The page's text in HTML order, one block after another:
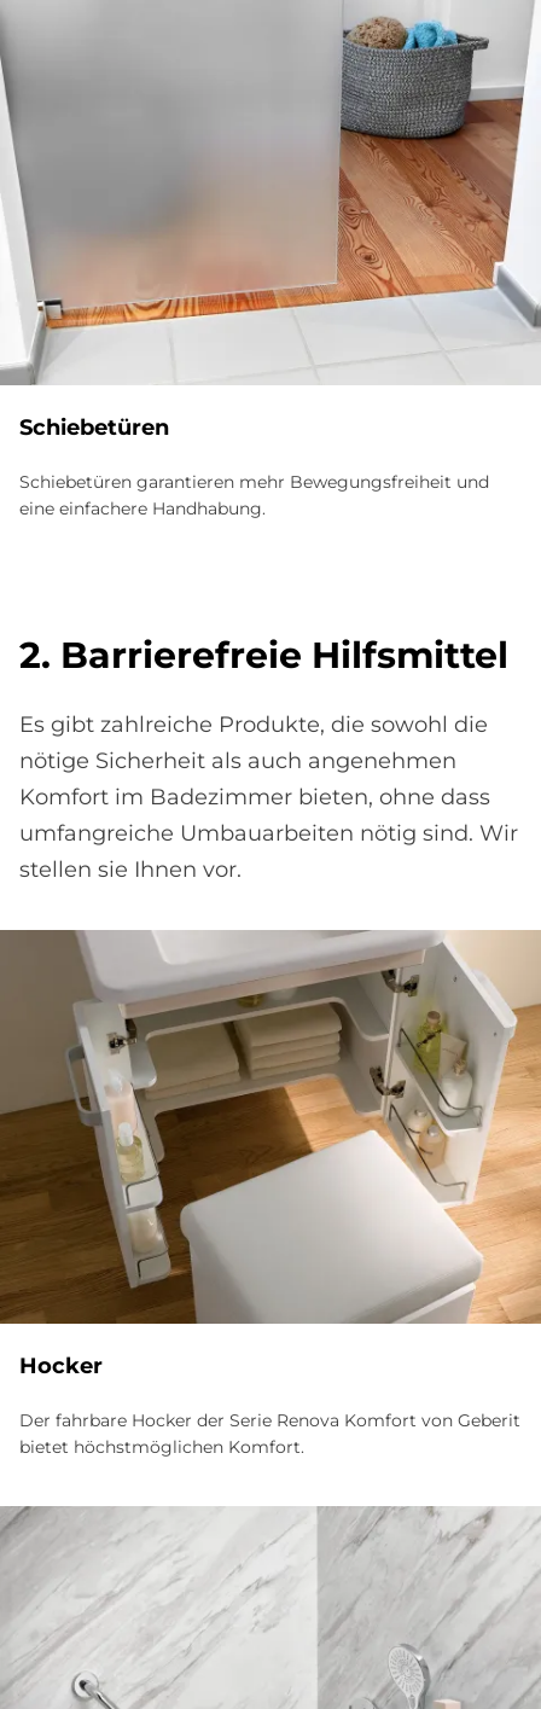
Schie­be­tü­ren
Schiebetüren garantieren mehr Bewegungs­freiheit und
eine einfachere Hand­habung.
2. Bar­rie­re­freie Hilfs­mit­tel
Es gibt zahlreiche Produkte, die sowohl die
nötige Sicherheit als auch angenehmen
Komfort im Badezimmer bieten, ohne dass
umfangreiche Umbauarbeiten nötig sind. Wir
stellen sie Ihnen vor.
Hocker
Der fahrbare Hocker der Serie Renova Komfort von Geberit
bietet höchstmöglichen Komfort.